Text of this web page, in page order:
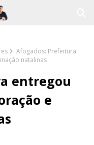
Afogados: Prefeitura
natalinas
entregou
e